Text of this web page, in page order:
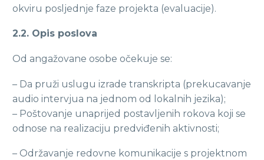
okviru posljednje faze projekta (evaluacije).
2.2. Opis poslova
Od angažovane osobe očekuje se:
– Da pruži uslugu izrade transkripta (prekucavanje
audio intervjua na jednom od lokalnih jezika);
– Poštovanje unaprijed postavljenih rokova koji se
odnose na realizaciju predviđenih aktivnosti;
– Održavanje redovne komunikacije s projektnom